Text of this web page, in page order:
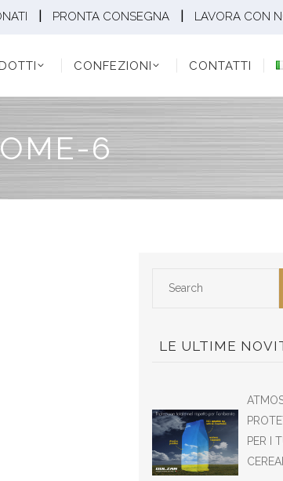
PRONTA CONSEGNA LAVORA CON
CONFEZIONI CONTATTI
CONFEZIONI CONTATTI
6
LE ULTIME
PER I
CEREALI